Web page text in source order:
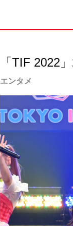
「TIF 2022
エンタメ